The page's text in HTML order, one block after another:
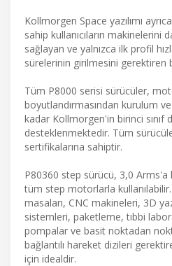
Kollmorgen Space yazılımı
sahip kullanıcıların makinelerini
sağlayan ve yalnızca ilk profil
sürelerinin girilmesini gerektiren
Tüm P8000 serisi sürücüler,
boyutlandırmasından kurulum
kadar Kollmorgen'in birinci sınıf
desteklenmektedir. Tüm
sertifikalarına sahiptir.
P80360 step sürücü, 3,0 Arms'a
tüm step motorlarla
masaları, CNC makineleri, 3D
sistemleri, paketleme, tıbbi
pompalar ve basit noktadan
bağlantılı hareket dizileri
için idealdir.